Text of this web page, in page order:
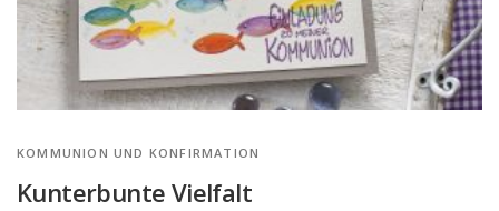
KOMMUNION UND KONFIRMATION
Kunterbunte Vielfalt